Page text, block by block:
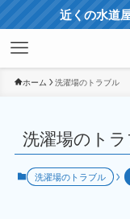
近くの水道
ホーム 洗濯場のトラブル
洗濯場のト
洗濯場のトラブル